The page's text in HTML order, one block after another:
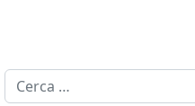
Cerca